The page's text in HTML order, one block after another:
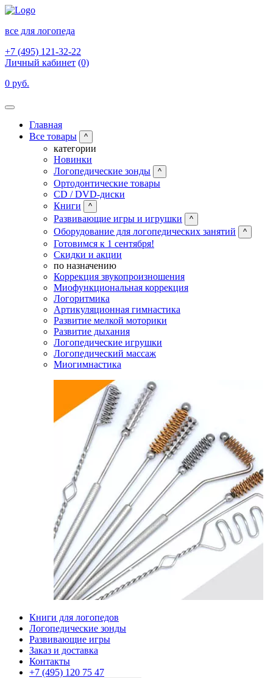
все для логопеда
+7 (495) 121-32-22
Личный кабинет (0)
0 руб.
Главная
Все товары
^
категории
Новинки
Логопедические зонды
^
Ортодонтические товары
CD / DVD-диски
Книги
^
Развивающие игры и игрушки ^
Оборудование для логопедических занятий ^
Готовимся к 1 сентября!
Скидки и акции
по назначению
Коррекция звукопроизношения
Миофункциональная коррекция
Логоритмика
Артикуляционная гимнастика
Развитие мелкой моторики
Развитие дыхания
Логопедические игрушки
Логопедический массаж
Миогимнастика
Книги для логопедов
Логопедические зонды
Развивающие игры
Заказ и доставка
Контакты
+7 (495) 120 75 47